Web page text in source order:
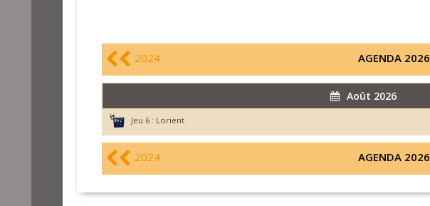
2024 AGENDA 2026
Août 2026
Jeu 6 : Lorient
2024 AGENDA 2026